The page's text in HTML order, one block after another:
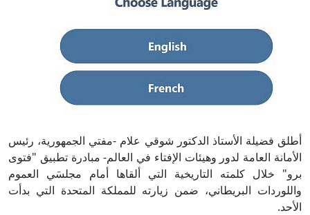
أطلق فضيلة الأستاذ الدكتور شوقي علام -مفتي الجمهورية، رئيس
الأمانة العامة لدور وهيئات الإفتاء في العالم- مبادرة تطبيق "فتوى
برو" خلال كلمته التاريخية التي ألقاها أمام مجلسَي العموم
واللوردات البريطاني، ضمن زيارته للمملكة المتحدة التي بدأت
الأحد.